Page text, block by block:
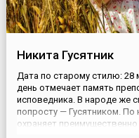
Никита Гусятник
Дата по старому стилю: 28
день отмечает память
исповедника. В народе же
попросту — Гусятником.
охраняет преимущественно